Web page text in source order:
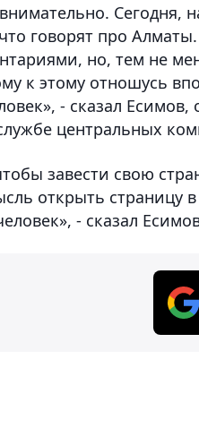
Сегодня,
говорят про
но, тем не
к этому отношусь
- сказал Есимов,
центральных
завести свою
открыть страницу
- сказал